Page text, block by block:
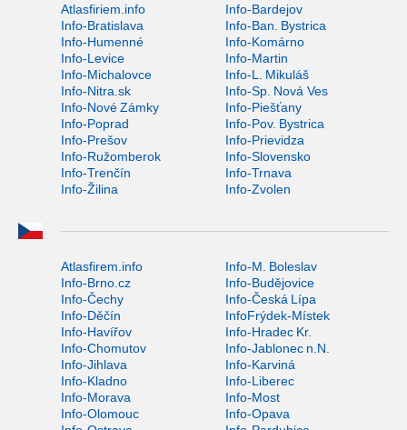
Atlasfiriem.info
Info-Bardejov
Info-Bratislava
Info-Ban. Bystrica
Info-Humenné
Info-Komárno
Info-Levice
Info-Martin
Info-Michalovce
Info-L. Mikuláš
Info-Nitra.sk
Info-Sp. Nová Ves
Info-Nové Zámky
Info-Piešťany
Info-Poprad
Info-Pov. Bystrica
Info-Prešov
Info-Prievidza
Info-Ružomberok
Info-Slovensko
Info-Trenčín
Info-Trnava
Info-Žilina
Info-Zvolen
Atlasfirem.info
Info-M. Boleslav
Info-Brno.cz
Info-Budějovice
Info-Čechy
Info-Česká Lípa
Info-Děčín
InfoFrýdek-Místek
Info-Havířov
Info-Hradec Kr.
Info-Chomutov
Info-Jablonec n.N.
Info-Jihlava
Info-Karviná
Info-Kladno
Info-Liberec
Info-Morava
Info-Most
Info-Olomouc
Info-Opava